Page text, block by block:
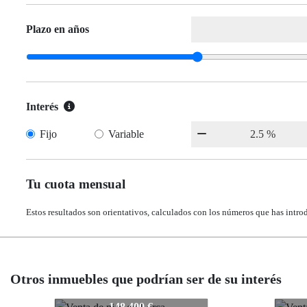
Plazo en años
Interés
Fijo Variable
Tu cuota mensual
Estos resultados son orientativos, calculados con los números que has
Otros inmuebles que podrían ser de su interés